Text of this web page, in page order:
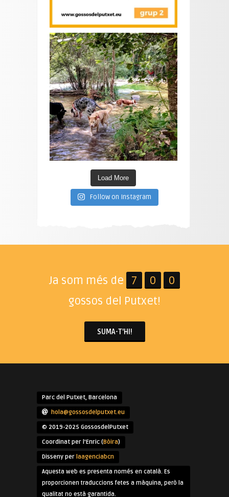
Load More
Follow on Instagram
Ja som més de 7 0
0
gossos del Putxet!
SUMA-T'HI!
Parc del Putxet, Barcelona
hola@gossosdelputxet.eu
© 2019-2025 GossosdelPutxet
Coordinat per l'Enric (Bòira)
Disseny per laagenciabcn
Aquesta web es presenta només en català. Es
proporcionen traduccions fetes a màquina, però la
qualitat no està garantida.